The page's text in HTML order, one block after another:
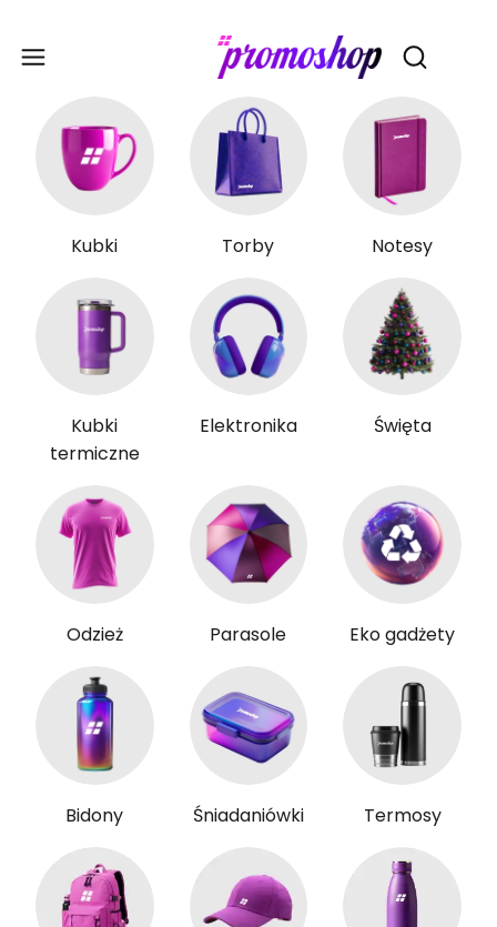
Otwórz
Kubki Torby Notesy
Kubki
termiczne
Elektronika Święta
Odzież Parasole Eko gadżety
Bidony Śniadaniówki Termosy